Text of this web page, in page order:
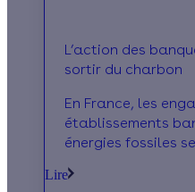
L’action des
sortir du charbon
En France, les
établissements
énergies fossiles
faveur des
Lire